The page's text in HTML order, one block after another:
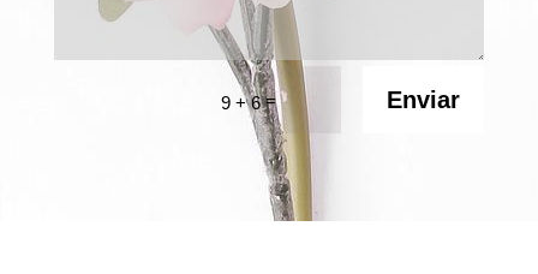
9 + 6= Enviar